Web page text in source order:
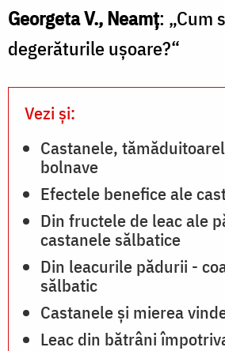
Georgeta V., Neamţ: „Cum
degerăturile uşoare?“
Vezi și:
Castanele,
bolnave
Efectele benefice ale
Din fructele de leac ale
castanele sălbatice
Din leacurile pădurii -
sălbatic
Castanele și mierea
Leac din bătrâni